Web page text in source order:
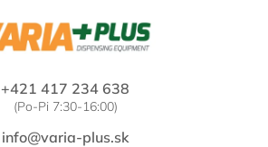
+421 417 234 638
(Po-Pi 7:30-16:00)
info@varia-plus.sk